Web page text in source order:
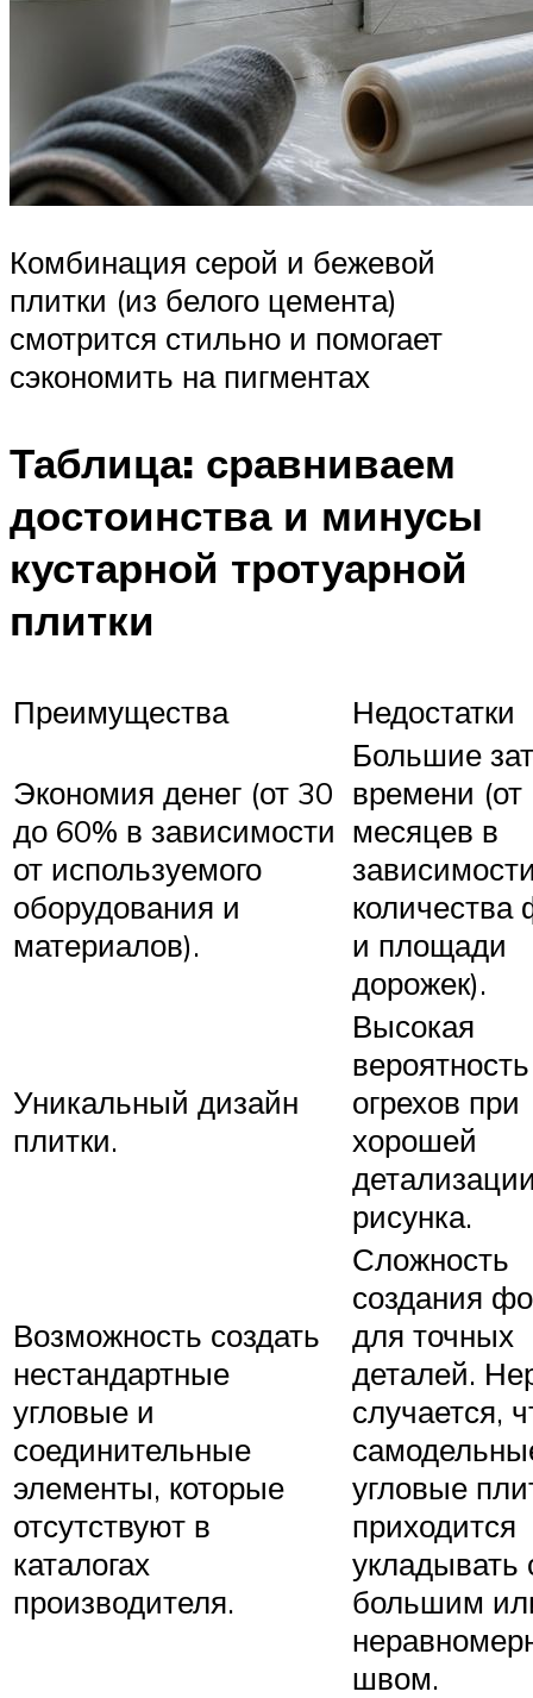
Комбинация серой и бежевой
плитки (из белого цемента)
смотрится стильно и помогает
сэкономить на пигментах
Таблица: сравниваем
достоинства и минусы
кустарной тротуарной
плитки
Преимущества Недостатки
Экономия денег (от 30
до 60% в зависимости
от используемого
оборудования и
материалов).
Большие
времени
месяцев в
количества
и площади
дорожек).
Уникальный дизайн
плитки.
Высокая
вероятность
огрехов при
хорошей
рисунка.
Возможность создать
нестандартные
угловые и
соединительные
элементы, которые
отсутствуют в
каталогах
производителя.
Сложность
создания
для точных
деталей.
случается,
угловые
приходится
укладывать
большим
швом.